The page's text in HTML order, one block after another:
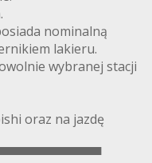
nominalną
lakieru.
wybranej stacji
oraz na jazdę